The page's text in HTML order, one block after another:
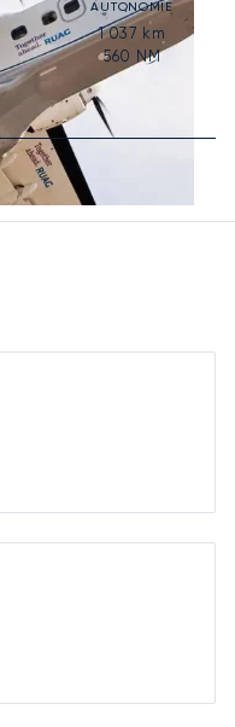
AUTONOMIE
1 037 km
560 NM